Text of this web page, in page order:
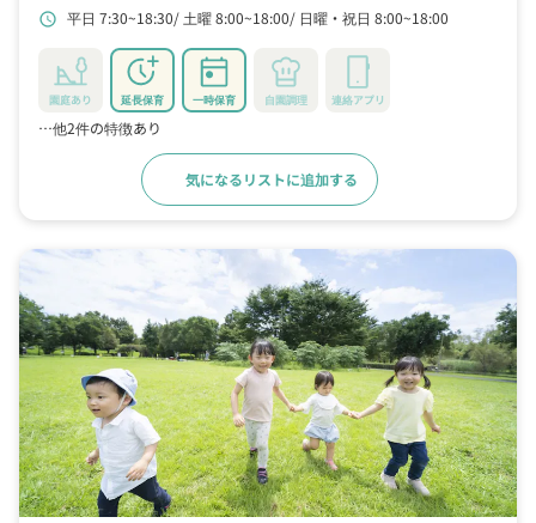
schedule 平日 7:30~18:30 土曜 8:00~18:00 日曜・祝日 8:00~18:00
園庭あり 延長保育 一時保育 自園調理 連絡アプリ
…他2件の特徴あり
気になるリストに追加する